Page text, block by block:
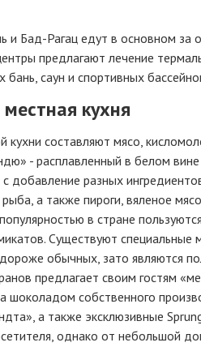
и Бад-Рагац едут в основном
предлагают лечение
бань, саун и спортивных
кухня
кухни составляют мясо,
- расплавленный в белом
добавление разных
рыба, а также пироги, вяленое
в стране
Существуют
обычных, зато являются
предлагает своим гостям
шоколадом собственного
а также эксклюзивные
однако от небольшой